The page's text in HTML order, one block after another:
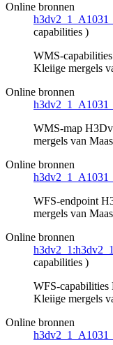
Online bronnen
capabilities )
WMS-
Kleiige mergels
Online bronnen
WMS-map
mergels van
Online bronnen
WFS-endpoint
mergels van
Online bronnen
capabilities )
WFS-capabilities
Kleiige mergels
Online bronnen